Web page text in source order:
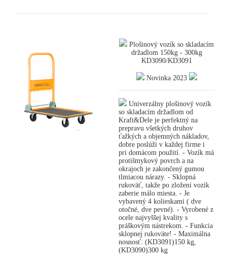
Plošinový vozík so skladacím
držadlom 150kg - 300kg
KD3090/KD3091
Novinka 2023
Univerzálny plošinový vozík
so skladacím držadlom od
Kraft&Dele je perfektný na
prepravu všetkých druhov
ťažkých a objemných nákladov,
dobre poslúži v každej firme i
pri domácom použití. - Vozík má
protišmykový povrch a na
okrajoch je zakončený gumou
tlmiacou nárazy. - Sklopná
rukoväť, takže po zložení vozík
zaberie málo miesta. - Je
vybavený 4 kolieskami ( dve
otočné, dve pevné). - Vyrobené z
ocele najvyššej kvality s
práškovým nástrekom. - Funkcia
sklopnej rukoväte! - Maximálna
nosnosť: (KD3091)150 kg,
(KD3090)300 kg